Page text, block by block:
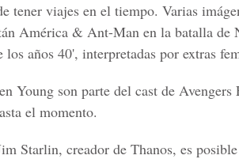
tener viajes en el tiempo. Varias
América & Ant-Man en la batalla de
los años 40', interpretadas por extras
Young son parte del cast de Avengers
el momento.
Starlin, creador de Thanos, es